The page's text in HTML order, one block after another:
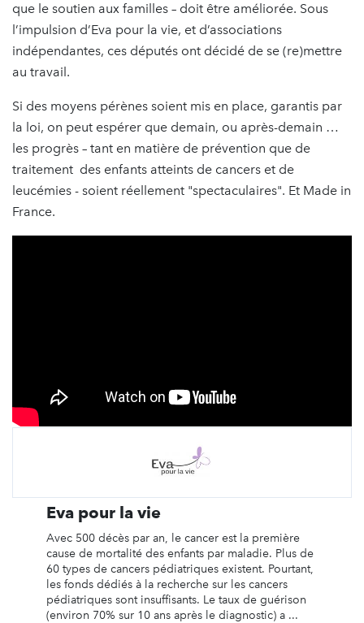
que le soutien aux familles – doit être améliorée. Sous
l’impulsion d’Eva pour la vie, et d’associations
indépendantes, ces députés ont décidé de se (re)mettre
au travail.
Si des moyens pérènes soient mis en place, garantis par
la loi, on peut espérer que demain, ou après-demain …
les progrès – tant en matière de prévention que de
traitement des enfants atteints de cancers et de
leucémies - soient réellement "spectaculaires". Et Made in
France.
Eva pour la vie
Avec 500 décès par an, le cancer est la première
cause de mortalité des enfants par maladie. Plus de
60 types de cancers pédiatriques existent. Pourtant,
les fonds dédiés à la recherche sur les cancers
pédiatriques sont insuffisants. Le taux de guérison
(environ 70% sur 10 ans après le diagnostic) a ...